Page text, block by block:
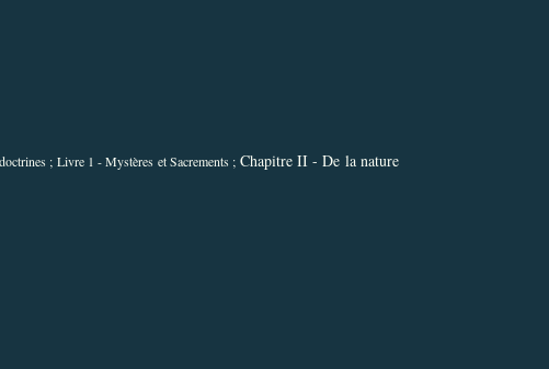
; Livre 1 - Mystères et Sacrements ; Chapitre II - De la nature